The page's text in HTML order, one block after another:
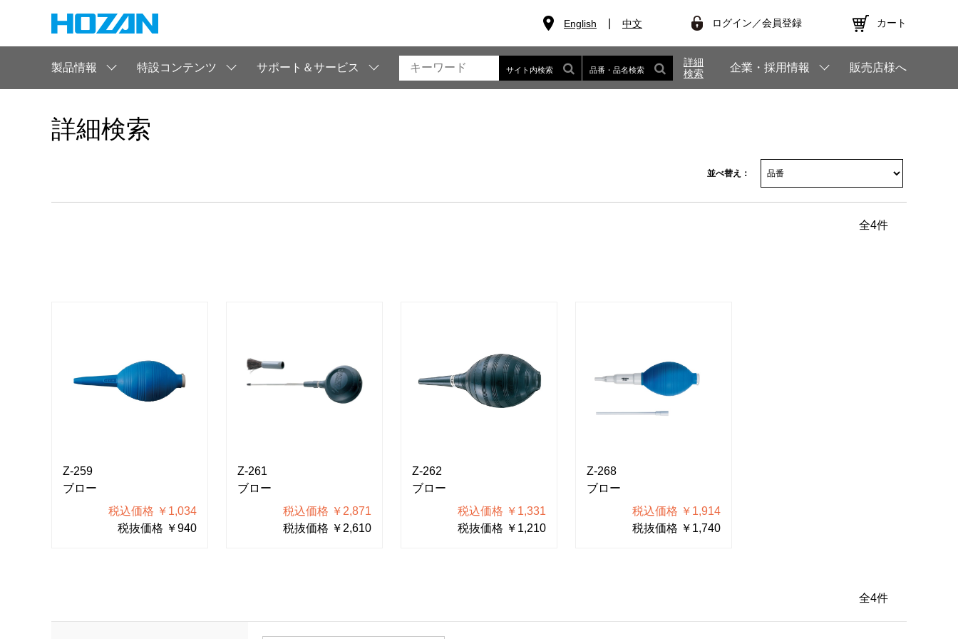
English 中文 ログイン／会員登録 カート
製品情報 特設コンテンツ サポート＆サービス サイト内検索 品番・品名検索
詳細
検索
企業・採用情報 販売店様へ
詳細検索
並べ替え：
全4件
Z-259
ブロー
税込価格 ￥1,034
税抜価格 ￥940
Z-261
ブロー
税込価格 ￥2,871
税抜価格 ￥2,610
Z-262
ブロー
税込価格 ￥1,331
税抜価格 ￥1,210
Z-268
ブロー
税込価格 ￥1,914
税抜価格 ￥1,740
全4件